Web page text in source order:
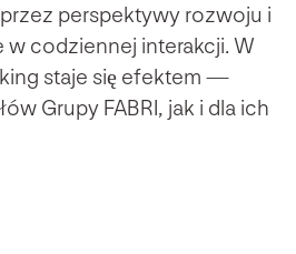
perspektywy rozwoju i
w codziennej interakcji. W
staje się efektem —
Grupy FABRI, jak i dla ich